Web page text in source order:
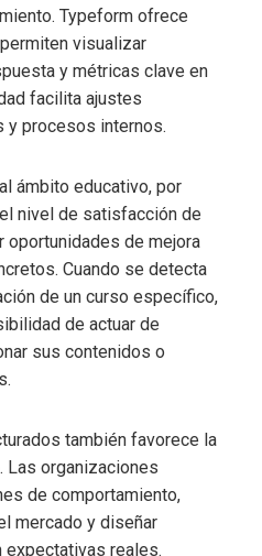
Typeform ofrece
visualizar
y métricas clave en
facilita ajustes
y procesos internos.
ámbito educativo, por
nivel de satisfacción de
oportunidades de mejora
Cuando se detecta
de un curso específico,
de actuar de
sus contenidos o
también favorece la
Las organizaciones
de comportamiento,
mercado y diseñar
reales.